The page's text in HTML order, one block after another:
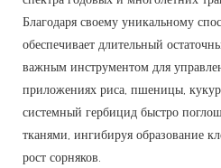
Благодаря своему уникальному
обеспечивает длительный
важным инструментом для
приложениях риса, пшеницы,
системный гербицид быстро
тканями, ингибируя образование
рост сорняков.